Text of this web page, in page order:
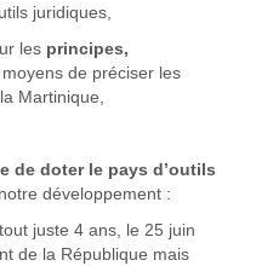
juridiques,
les principes,
de préciser les
Martinique,
de doter le pays d’outils
développement :
juste 4 ans, le 25 juin
de la République mais